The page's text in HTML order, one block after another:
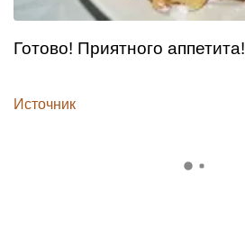
Готово! Приятного аппетита!
Источник